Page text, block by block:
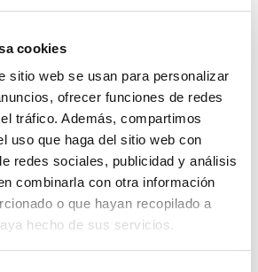
cookies
sitio web se usan para personalizar
ofrecer funciones de redes
tráfico. Además, compartimos
uso que haga del sitio web con
redes sociales, publicidad y análisis
combinarla con otra información
o que hayan recopilado a
hecho de sus servicios.
Viaje
Amenities
Solución
Dental
Cuidado encías
Junior
Ortodoncia